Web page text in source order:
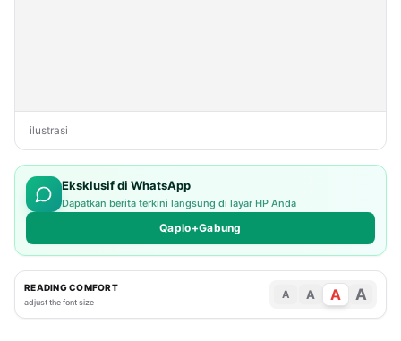
ilustrasi
Eksklusif di WhatsApp
Dapatkan berita terkini langsung di layar HP Anda
Qaplo+Gabung
READING COMFORT
adjust the font size
A A A A